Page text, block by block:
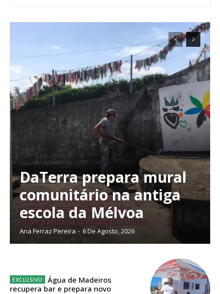
Planos de Assinatura
DaTerra prepara mural
comunitário na antiga
escola da Mélvoa
Ana Ferraz Pereira - 6 De Agosto, 2026
Água de Madeiros
recupera bar e prepara novo